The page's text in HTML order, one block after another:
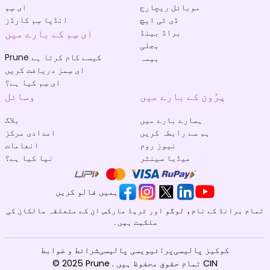
ای سِم
انڈیا سِم کارڈز
ای سِم کے بارے میں
Prune کیسے کام کرتا ہے
ای سِمز دریافت کریں
ای سِم کیا ہے؟
موبائل ریچارج
ڈی ٹی ایچ
براڈ بینڈ
بجلی
بیمہ
وسائل
بلاگ
امدادی مرکز
انعامات
نیا کیا ہے؟
پرُون کے بارے میں
ہمارے بارے میں
ہم سے رابطہ کریں
نیوز روم
میڈیا سینٹر
ہمیں فالو کریں
تمام برانڈ کے نام، لوگو اور ٹریڈ مارکس ان کے متعلقہ مالکان کی
ملکیت ہیں۔
© 2025 Prune . تمام حقوق محفوظ ہیں CIN
شرائط و ضوابطپرائیویسی پالیسی کوکیز پالیسی